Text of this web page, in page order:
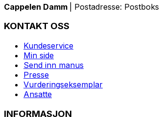
Cappelen Damm | Postadresse:
KONTAKT OSS
Kundeservice
Min side
Send inn manus
Presse
Vurderingseksemplar
Ansatte
INFORMASJON